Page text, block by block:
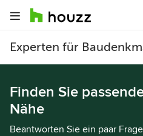
Experten für
Finden Sie
Nähe
Beantworten Sie ein paar